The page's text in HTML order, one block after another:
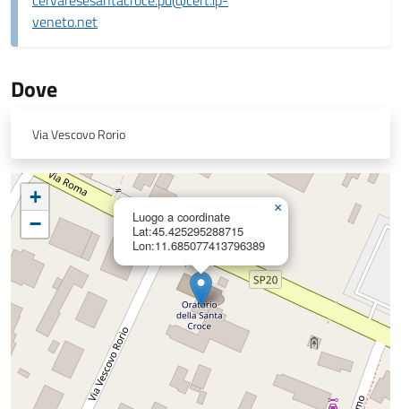
veneto.net
Dove
Via Vescovo Rorio
Luogo a coordinate
Lat:45.425295288715
Lon:11.685077413796389
×
+
−